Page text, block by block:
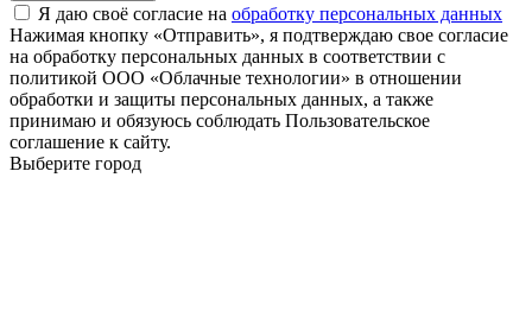
Я даю своё согласие на обработку персональных данных
Нажимая кнопку «Отправить», я подтверждаю свое согласие
на обработку персональных данных в соответствии с
политикой ООО «Облачные технологии» в отношении
обработки и защиты персональных данных, а также
принимаю и обязуюсь соблюдать Пользовательское
соглашение к сайту.
Выберите город